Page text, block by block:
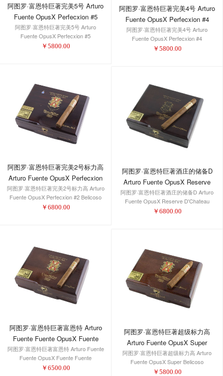
阿图罗·富恩特巨著完美5号 Arturo
Fuente OpusX Perfecxion #5
阿图罗·富恩特巨著完美5号 Arturo
Fuente OpusX Perfecxion #5
￥ 5800.00
阿图罗·富恩特巨著完美4号 Arturo
Fuente OpusX Perfecxion #4
阿图罗·富恩特巨著完美4号 Arturo
Fuente OpusX Perfecxion #4
￥ 5800.00
阿图罗·富恩特巨著完美2号标力高
Arturo Fuente OpusX Perfecxion
#2 Belicoso
阿图罗·富恩特巨著完美2号标力高 Arturo
Fuente OpusX Perfecxion #2 Belicoso
￥ 6800.00
阿图罗·富恩特巨著酒庄的储备D
Arturo Fuente OpusX Reserve
D'Chateau
阿图罗·富恩特巨著酒庄的储备D Arturo
Fuente OpusX Reserve D'Chateau
￥ 6800.00
阿图罗·富恩特巨著富恩特 Arturo
Fuente Fuente OpusX Fuente
Fuente
阿图罗·富恩特巨著富恩特 Arturo Fuente
Fuente OpusX Fuente Fuente
￥ 6500.00
阿图罗·富恩特巨著超级标力高
Arturo Fuente OpusX Super
Belicoso
阿图罗·富恩特巨著超级标力高 Arturo
Fuente OpusX Super Belicoso
￥ 5800.00